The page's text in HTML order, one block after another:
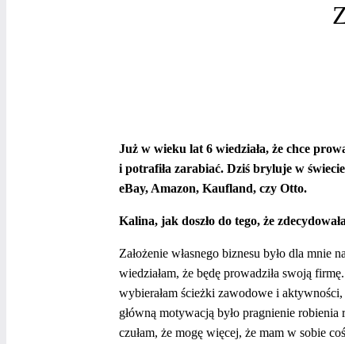
Już w wieku lat 6 wiedziała, że chce
i potrafiła zarabiać. Dziś bryluje w
eBay, Amazon, Kaufland, czy Otto.
Kalina, jak doszło do tego, że
Założenie własnego biznesu było dla
wiedziałam, że będę prowadziła swoją
wybierałam ścieżki zawodowe i
główną motywacją było pragnienie
czułam, że mogę więcej, że mam w sobie